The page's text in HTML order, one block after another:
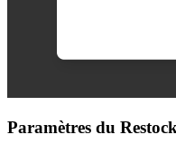
Paramètres du